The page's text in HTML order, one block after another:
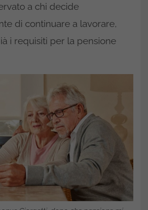
a chi decide
di continuare a lavorare,
i requisiti per la pensione